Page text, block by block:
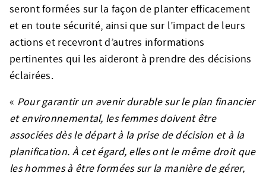
seront formées sur la façon de planter efficacement
et en toute sécurité, ainsi que sur l’impact de leurs
actions et recevront d’autres informations
pertinentes qui les aideront à prendre des décisions
éclairées.
« Pour garantir un avenir durable sur le plan financier
et environnemental, les femmes doivent être
associées dès le départ à la prise de décision et à la
planification. À cet égard, elles ont le même droit que
les hommes à être formées sur la manière de gérer,